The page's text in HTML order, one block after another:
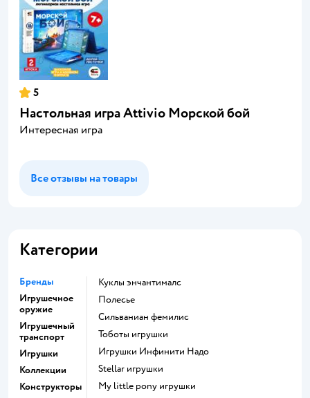
5
Настольная игра Attivio Морской бой
Интересная игра
Все отзывы на товары
Категории
Бренды
Игрушечное
оружие
Игрушечный
транспорт
Игрушки
Коллекции
Конструкторы
Куклы энчантималс
Полесье
Сильваниан фемилис
Тоботы игрушки
Игрушки Инфинити Надо
Stellar игрушки
my little pony игрушки